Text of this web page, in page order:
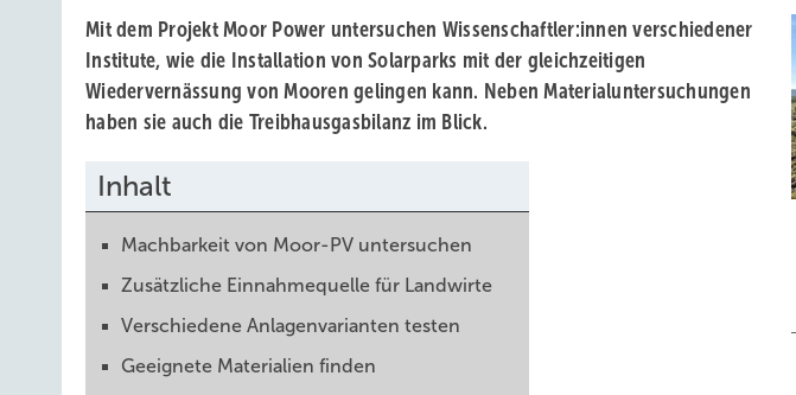
Mit dem Projekt Moor Power untersuchen Wissenschaftler:innen verschiedener
Institute, wie die Installation von Solarparks mit der gleichzeitigen
Wiedervernässung von Mooren gelingen kann. Neben Materialuntersuchungen
haben sie auch die Treibhausgasbilanz im Blick.
Inhalt
Machbarkeit von Moor-PV untersuchen
Zusätzliche Einnahmequelle für Landwirte
Verschiedene Anlagenvarianten testen
Geeignete Materialien finden